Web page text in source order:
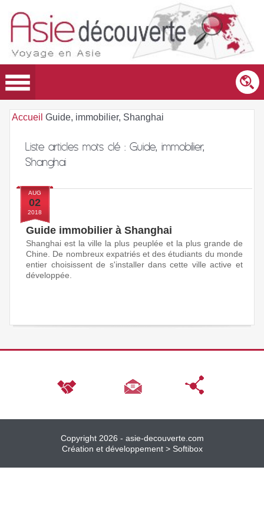
Accueil Guide, immobilier, Shanghai
Liste articles mots clé :Guide, immobilier,
Shanghai
AUG
02
2018
Guide immobilier à Shanghai
Shanghai est la ville la plus peuplée et la plus grande de
Chine. De nombreux expatriés et des étudiants du monde
entier choisissent de s'installer dans cette ville active et
développée.
Copyright 2026 - asie-decouverte.com
Création et développement > Softibox